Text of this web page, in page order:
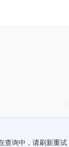
查询中，请刷新重试